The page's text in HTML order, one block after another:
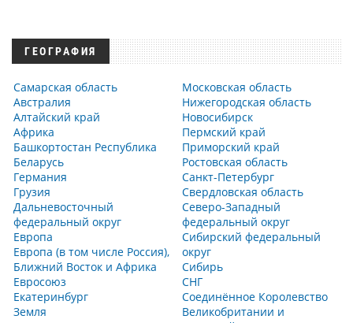
ГЕОГРАФИЯ
Самарская область
Австралия
Алтайский край
Африка
Башкортостан Республика
Беларусь
Германия
Грузия
Дальневосточный
федеральный округ
Европа
Европа (в том числе Россия),
Ближний Восток и Африка
Евросоюз
Екатеринбург
Земля
Московская область
Нижегородская область
Новосибирск
Пермский край
Приморский край
Ростовская область
Санкт-Петербург
Свердловская область
Северо-Западный
федеральный округ
Сибирский федеральный
округ
Сибирь
СНГ
Соединённое Королевство
Великобритании и